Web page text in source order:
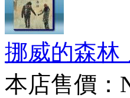
挪威的森林
本店售價：